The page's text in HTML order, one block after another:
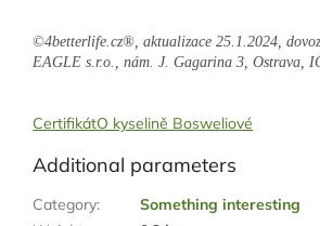
©4betterlife.cz®, aktualizace 25.1.2024,
EAGLE s.r.o., nám. J. Gagarina 3, Ostrava,
CertifikátO kyselině Bosweliové
Additional parameters
Category:
Something interesting